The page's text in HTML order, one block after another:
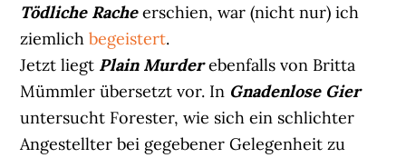
Tödliche Racheerschien, war (nicht nur) ich
ziemlichbegeistert.
Jetzt liegt Plain Murderebenfalls von Britta
Mümmler übersetzt vor. In Gnadenlose Gier
untersucht Forester, wie sich ein schlichter
Angestellter bei gegebener Gelegenheit zu